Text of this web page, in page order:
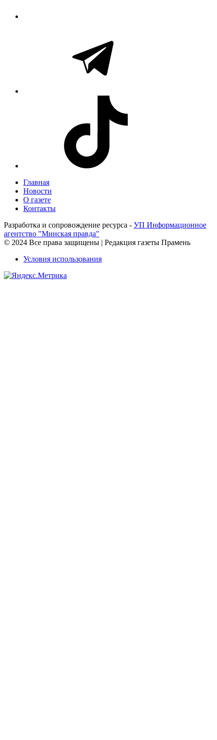
Главная
Новости
О газете
Контакты
Разработка и сопровождение ресурса - УП Информационное
агентство "Минская правда"
© 2024 Все права защищены | Редакция газеты Прамень
Условия использования